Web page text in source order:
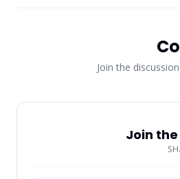
Join the
Join